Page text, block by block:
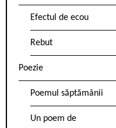
Efectul de ecou
Rebut
Poezie
Poemul săptămânii
Un poem de